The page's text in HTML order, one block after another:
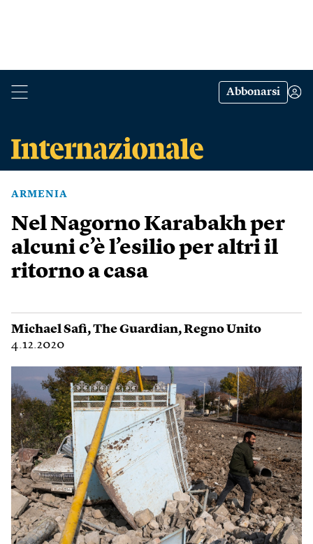
Abbonarsi
ARMENIA
Nel Nagorno Karabakh per
alcuni c’è l’esilio per altri il
ritorno a casa
Michael Safi,The Guardian,Regno Unito
4.12.2020